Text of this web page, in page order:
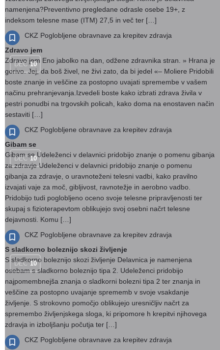
namenjena?Preventivno pregledane odrasle osebe 19+, z
indeksom telesne mase (ITM) 27,5 in več ter […]
CKZ Poglobljene obravnave za krepitev zdravja
DEC 10
Zdravo jem
Zdravo jem Eno jabolko na dan, odžene zdravnika stran. » Hrana je
gorivo. Jej, da boš živel, ne živi zato, da bi jedel «– Moliere Pridobili
boste znanje in veščine za postopno uvajati spremembe v vašem
načinu prehranjevanja.Izvedeli boste kako izbrati zdrava živila v
pestri ponudbi na trgovskih policah, kako doma na enostaven način
sestaviti […]
CKZ Poglobljene obravnave za krepitev zdravja
DEC 10
Gibam se
Gibam se Udeleženci v delavnici pridobijo znanje o pomenu gibanja
za zdravje Udeleženci v delavnici pridobijo znanje o pomenu
gibanja za zdravje, o uravnoteženi telesni vadbi, kako pravilno
izvajati vaje za moč, gibljivost, ravnotežje in aerobno vadbo.
Pridobijo tudi poglobljeno oceno svoje telesne pripravljenosti ter
skupaj s fizioterapevtom oblikujejo svoj osebni načrt telesne
dejavnosti. Komu […]
CKZ Poglobljene obravnave za krepitev zdravja
DEC 10
S sladkorno boleznijo skozi življenje
S sladkorno boleznijo skozi življenje Delavnica je namenjena
osebam s sladkorno boleznijo tipa 2. Udeleženci pridobijo
najpomembnejša znanja o sladkorni bolezni tipa 2 ter znanja in
veščine za postopno uvajanje sprememb v svoje vsakdanje
življenje. S strokovno pomočjo oblikujejo uresničljiv načrt za
spremembo življenjskega sloga, ki pripomore h krepitvi njihovega
zdravja in izboljšanju počutja ter […]
CKZ Poglobljene obravnave za krepitev zdravja